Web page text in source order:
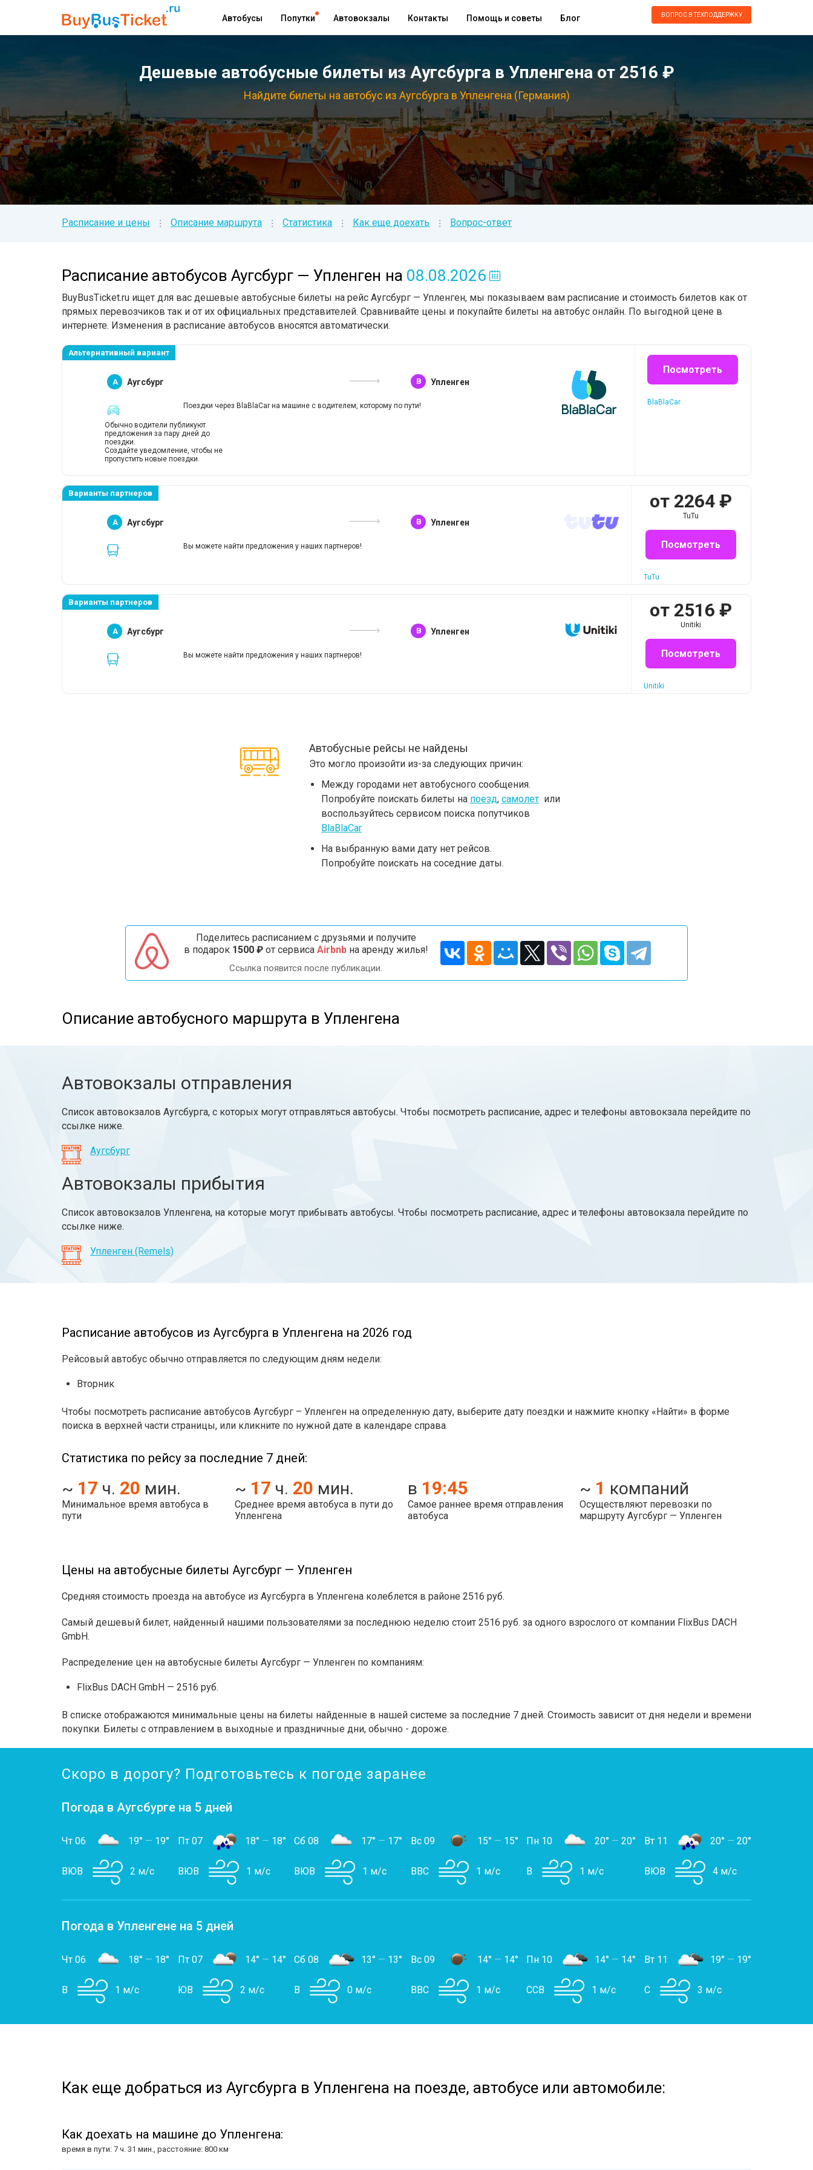
Автобусы Попутки Автовокзалы Контакты Помощь и советы Блог ВОПРОС В ТЕХПОДДЕРЖКУ
Дешевые автобусные билеты из Аугсбурга в Упленгена от 2516 ₽
Найдите билеты на автобус из Аугсбурга в Упленгена (Германия)
Расписание и цены ⁝ Описание маршрута ⁝ Статистика ⁝ Как еще доехать ⁝ Вопрос-ответ
Расписание автобусов Аугсбург — Упленген на 08.08.2026
BuyBusTicket.ru ищет для вас дешевые автобусные билеты на рейс Аугсбург — Упленген, мы показываем вам расписание и стоимость билетов как от
прямых перевозчиков так и от их официальных представителей. Сравнивайте цены и покупайте билеты на автобус онлайн. По выгодной цене в
интернете. Изменения в расписание автобусов вносятся автоматически.
Альтернативный вариант
A Аугсбург B Упленген
Поездки через BlaBlaCar на машине с водителем, которому по пути!
Обычно водители публикуют
предложения за пару дней до
поездки.
Создайте уведомление, чтобы не
пропустить новые поездки.
Посмотреть
BlaBlaCar
Варианты партнеров
A Аугсбург B Упленген
Вы можете найти предложения у наших партнеров!
от 2264 ₽
TuTu
Посмотреть
TuTu
Варианты партнеров
A Аугсбург B Упленген
Вы можете найти предложения у наших партнеров!
от 2516 ₽
Unitiki
Посмотреть
Unitiki
Автобусные рейсы не найдены
Это могло произойти из-за следующих причин:
Между городами нет автобусного сообщения.
Попробуйте поискать билеты на поезд, самолет или
воспользуйтесь сервисом поиска попутчиков
BlaBlaCar
На выбранную вами дату нет рейсов.
Попробуйте поискать на соседние даты.
Поделитесь расписанием с друзьями и получите
в подарок 1500 ₽от сервиса Airbnbна аренду жилья!
Ссылка появится после публикации.
Описание автобусного маршрута в Упленгена
Автовокзалы отправления
Список автовокзалов Аугсбурга, с которых могут отправляться автобусы. Чтобы посмотреть расписание, адрес и телефоны автовокзала перейдите по
ссылке ниже.
Аугсбург
Автовокзалы прибытия
Список автовокзалов Упленгена, на которые могут прибывать автобусы. Чтобы посмотреть расписание, адрес и телефоны автовокзала перейдите по
ссылке ниже.
Упленген (Remels)
Расписание автобусов из Аугсбурга в Упленгена на 2026 год
Рейсовый автобус обычно отправляется по следующим дням недели:
Вторник
Чтобы посмотреть расписание автобусов Аугсбург – Упленген на определенную дату, выберите дату поездки и нажмите кнопку «Найти» в форме
поиска в верхней части страницы, или кликните по нужной дате в календаре справа.
Статистика по рейсу за последние 7 дней:
~ 17 ч. 20 мин.
Минимальное время автобуса в
пути
~ 17 ч. 20 мин.
Среднее время автобуса в пути до
Упленгена
в 19:45
Самое раннее время отправления
автобуса
~ 1 компаний
Осуществляют перевозки по
маршруту Аугсбург — Упленген
Цены на автобусные билеты Аугсбург — Упленген
Средняя стоимость проезда на автобусе из Аугсбурга в Упленгена колеблется в районе 2516 руб.
Самый дешевый билет, найденный нашими пользователями за последнюю неделю стоит 2516 руб. за одного взрослого от компании FlixBus DACH
GmbH.
Распределение цен на автобусные билеты Аугсбург — Упленген по компаниям:
FlixBus DACH GmbH — 2516 руб.
В списке отображаются минимальные цены на билеты найденные в нашей системе за последние 7 дней. Стоимость зависит от дня недели и времени
покупки. Билеты с отправлением в выходные и праздничные дни, обычно - дороже.
Скоро в дорогу? Подготовьтесь к погоде заранее
Погода в Аугсбурге на 5 дней
Чт 06 19° — 19°
ВЮВ 2 м/с
Пт 07 18° — 18°
ВЮВ 1 м/с
Сб 08 17° — 17°
ВЮВ 1 м/с
Вс 09 15° — 15°
ВВС 1 м/с
Пн 10 20° — 20°
В 1 м/с
Вт 11 20° — 20°
ВЮВ 4 м/с
Погода в Упленгене на 5 дней
Чт 06 18° — 18°
В 1 м/с
Пт 07 14° — 14°
ЮВ 2 м/с
Сб 08 13° — 13°
В 0 м/с
Вс 09 14° — 14°
ВВС 1 м/с
Пн 10 14° — 14°
ССВ 1 м/с
Вт 11 19° — 19°
С 3 м/с
Как еще добраться из Аугсбурга в Упленгена на поезде, автобусе или автомобиле:
Как доехать на машине до Упленгена:
время в пути: 7 ч. 31 мин., расстояние: 800 км